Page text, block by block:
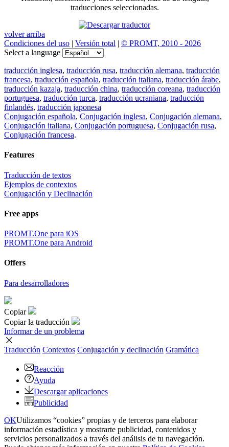
traducciones seleccionadas.
volver arriba
Condiciones del uso | Versión total | © PROMT, 2010 - 2026
Select a language
traducción inglesa, traducción rusa, traducción alemana, traducción
francesa, traducción española, traducción italiana, traducción árabe,
traducción kazaja, traducción china, traducción coreana, traducción
portuguesa, traducción turca, traducción ucraniana, traducción
finlandés, traducción japonesa
Conjugación española, Conjugación inglesa, Conjugación alemana,
Conjugación italiana, Conjugación portuguesa, Conjugación rusa,
Conjugación francesa.
Features
Traducción de textos
Ejemplos de contextos
Conjugación y Declinación
Free apps
PROMT.One para iOS
PROMT.One para Android
Offers
Para desarrolladores
Copiar
Copiar la traducción
Informar de un problema
Traducción Contextos Conjugación y declinación Gramática
Reacción
Ayuda
Descargar aplicaciones
Publicidad
OKUtilizamos “cookies” propias y de terceros para elaborar
información estadística y mostrarte publicidad, contenidos y
servicios personalizados a través del análisis de tu navegación.